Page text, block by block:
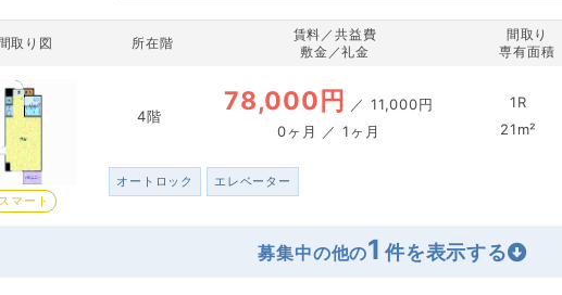
取り図 所在階
賃料／共益費
敷金／礼金
間取り
専有面積
マート
4階 78,000円 ／11,000円
0ヶ月 ／ 1ヶ月
1R
21m²
オートロック エレベーター
募集中の他の1